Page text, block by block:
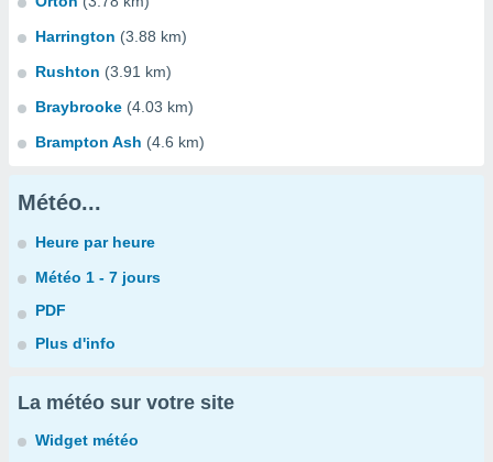
Harrington (3.88 km)
Rushton (3.91 km)
Braybrooke (4.03 km)
Brampton Ash (4.6 km)
Météo...
Heure par heure
Météo 1 - 7 jours
PDF
Plus d'info
La météo sur votre site
Widget météo